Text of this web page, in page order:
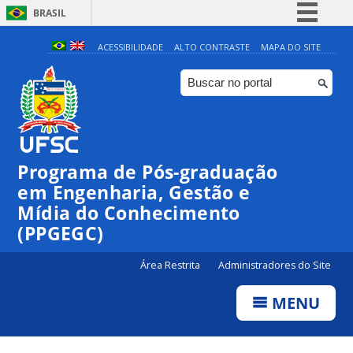
BRASIL
Simplifique!
Comunica BR
Participe
Canais
ACESSIBILIDADE ALTO CONTRASTE MAPA DO SITE
Programa de Pós-graduação
em Engenharia, Gestão e
Mídia do Conhecimento
(PPGEGC)
Área Restrita Administradores do Site
MENU